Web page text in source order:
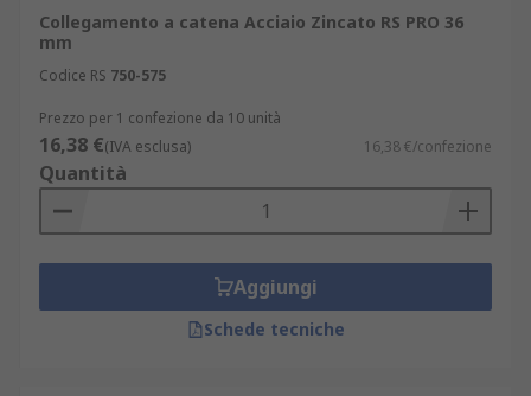
Collegamento a catena Acciaio Zincato RS PRO 36
mm
Codice RS 750-575
Prezzo per 1 confezione da 10 unità
16,38 €(IVA esclusa) 16,38 €/confezione
Quantità
Aggiungi
Schede tecniche